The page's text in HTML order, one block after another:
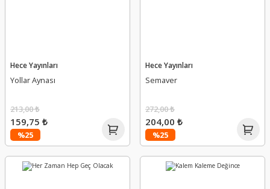
Hece Yayınları
Yollar Aynası
%25
213,00 ₺
159,75 ₺
Hece Yayınları
Semaver
%25
272,00 ₺
204,00 ₺